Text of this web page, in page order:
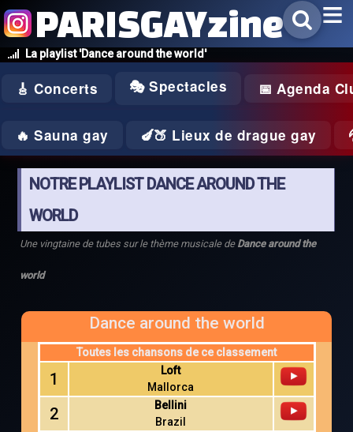
La playlist 'Dance around the world'
PARISGAYzine
🎸 Concerts 🎭 Spectacles 📅 Agenda
🔥 Sauna gay 🍆🍑 Lieux de drague gay
NOTRE PLAYLIST DANCE AROUND THE
WORLD
Une vingtaine de tubes sur le thème musicale de Dance around the
world
Dance around the world
Toutes les chansons de ce classement
1
Loft
Mallorca
2
Bellini
Brazil